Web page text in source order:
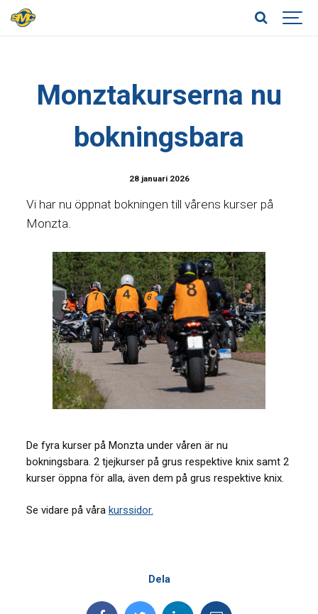
Monztakurserna nu
bokningsbara
28 januari 2026
Vi har nu öppnat bokningen till vårens kurser på
Monzta.
De fyra kurser på Monzta under våren är nu
bokningsbara. 2 tjejkurser på grus respektive knix samt 2
kurser öppna för alla, även dem på grus respektive knix.
Se vidare på våra kurssidor.
Dela